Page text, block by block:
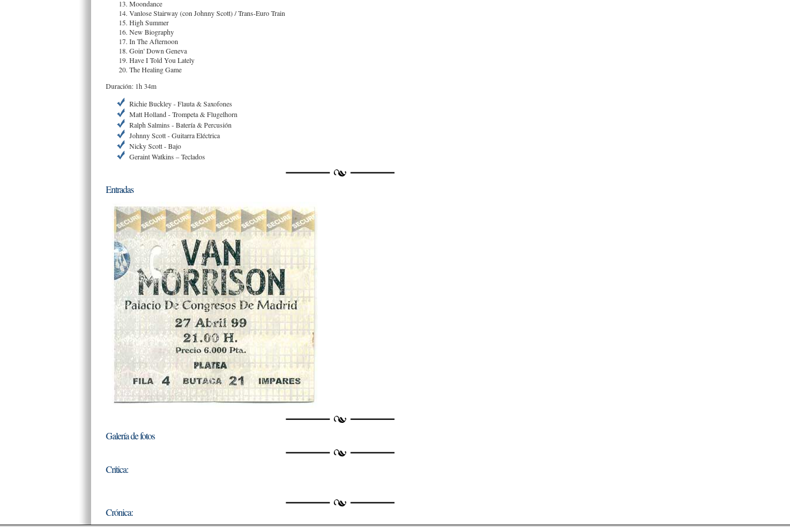
Moondance
Vanlose Stairway (con Johnny Scott) / Trans-Euro Train
High Summer
New Biography
In The Afternoon
Goin' Down Geneva
Have I Told You Lately
The Healing Game
Duración: 1h 34m
Richie Buckley - Flauta & Saxofones
Matt Holland - Trompeta & Flugelhorn
Ralph Salmins - Batería & Percusión
Johnny Scott - Guitarra Eléctrica
Nicky Scott - Bajo
Geraint Watkins – Teclados
Entradas
Galería de fotos
Crítica:
Crónica: